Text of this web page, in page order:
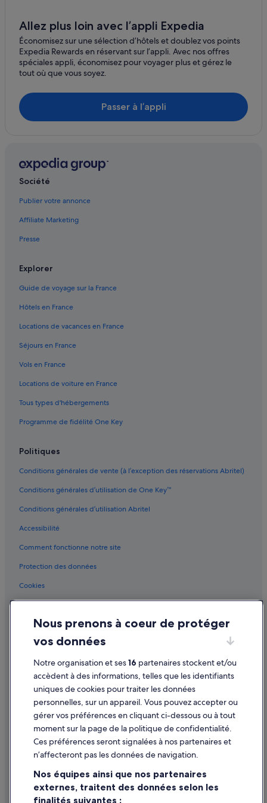
Lech am Arlberg : hôtels Hôtels pas chers
Lech am Arlberg : hôtels Hôtels au ski
Lech am Arlberg : hôtels
Lech am Arlberg : Maisons de campagne
Lech am Arlberg : Palaces
Lech am Arlberg : Ranchs
Lech am Arlberg : Résidences de vacances
Silbertal : hôtels Hôtels de luxe
Station de ski Silvretta Montafon : hôtels Hôtels avec
climatisation
Station de ski Silvretta Montafon : hôtels Hôtels avec
piscine
Station de ski Silvretta Montafon : hôtels Hôtels avec
restaurant
Station de ski Silvretta Montafon : hôtels Hôtels tout
compris
Station de ski Silvretta Montafon : Lodges
vacances
Station de ski Silvretta Montafon : Complexes hôteliers
Stuben am Arlberg : hôtels Hôtels avec restaurant
Stuben am Arlberg : hôtels Hôtels pas chers
Stuben am Arlberg : hôtels
Stuben am Arlberg : Résidences de vacances
Stuben am Arlberg : Complexes hôteliers
Zuers : hôtels Hôtels historiques
Zuers : hôtels Hôtels avec spa
Zuers : hôtels
Zug : Chambres d’hôtes
Zug : hôtels Hôtels de luxe
Zug : Résidences de vacances
Allez plus loin avec l’appli Expedia
Économisez sur une sélection d’hôtels et doublez vos points
Expedia Rewards en réservant sur l’appli. Avec nos offres
spéciales appli, économisez pour voyager plus et gérez le
tout où que vous soyez.
Passer à l’appli
Société
Publier votre annonce
Affiliate Marketing
Presse
Explorer
Guide de voyage sur la France
Hôtels en France
Locations de vacances en France
Séjours en France
Vols en France
Locations de voiture en France
Tous types d'hébergements
Programme de fidélité One Key
Politiques
Conditions générales de vente (à l’exception des réservations Abritel)
Conditions générales d’utilisation de One Key™
Conditions générales d’utilisation Abritel
Accessibilité
Comment fonctionne notre site
Protection des données
Cookies
Mentions légales / Nous contacter
Directives de contenu et signalement de contenus
Aide
Assistance
Annuler votre vol
Annuler une réservation d'hôtel ou de location de vacances
Délais de remboursement
Documents de voyage internationaux
Nous prenons à coeur de protéger
vos données
Notre organisation et ses16 partenaires stockent et/ou
accèdent à des informations, telles que les identifiants
uniques de cookies pour traiter les données
personnelles, sur un appareil. Vous pouvez accepter ou
gérer vos préférences en cliquant ci-dessous ou à tout
moment sur la page de la politique de confidentialité.
Ces préférences seront signalées à nos partenaires et
n’affecteront pas les données de navigation.
Nos équipes ainsi que nos partenaires
externes, traitent des données selon les
finalités suivantes :